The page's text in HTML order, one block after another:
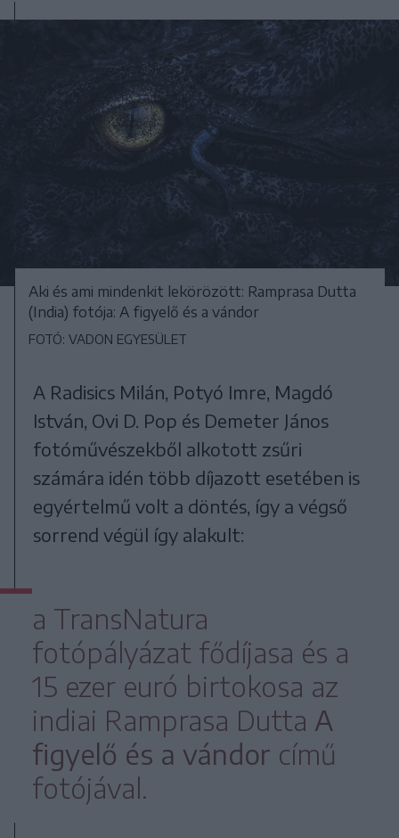
Aki és ami mindenkit lekörözött: Ramprasa Dutta
(India) fotója: A figyelő és a vándor
FOTÓ: VADON EGYESÜLET
A Radisics Milán, Potyó Imre, Magdó
István, Ovi D. Pop és Demeter János
fotóművészekből alkotott zsűri
számára idén több díjazott esetében is
egyértelmű volt a döntés, így a végső
sorrend végül így alakult:
a TransNatura
fotópályázat fődíjasa és a
15 ezer euró birtokosa az
indiai Ramprasa Dutta A
figyelő és a vándor című
fotójával.